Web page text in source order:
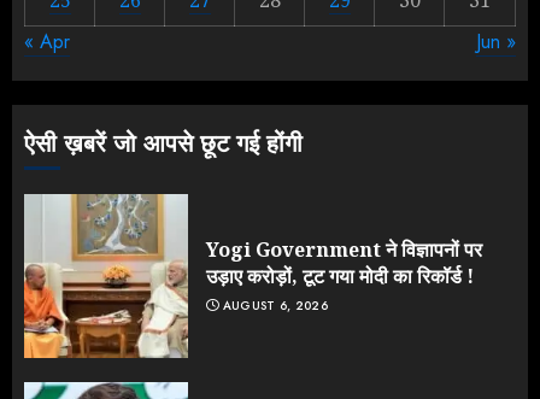
3
के आक्रामक तेवर, बैकफुट पर आई सरकार
JULY 24, 2026
« Apr Jun »
ऐसी ख़बरें जो आपसे छूट गई होंगी
Yogi Government ने विज्ञापनों पर
उड़ाए करोड़ों, टूट गया मोदी का रिकॉर्ड !
AUGUST 6, 2026